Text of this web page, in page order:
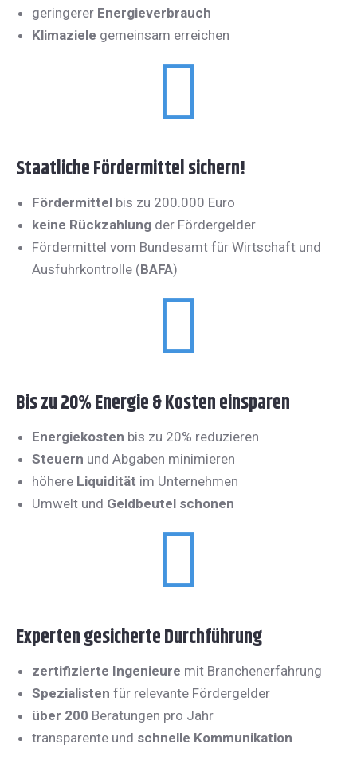
geringerer Energieverbrauch
Klimaziele gemeinsam erreichen
Staatliche Fördermittel sichern!
Fördermittel bis zu 200.000 Euro
keine Rückzahlung der Fördergelder
Fördermittel vom Bundesamt für Wirtschaft und
Ausfuhrkontrolle (BAFA)
Bis zu 20% Energie & Kosten einsparen
Energiekosten bis zu 20% reduzieren
Steuern und Abgaben minimieren
höhere Liquidität im Unternehmen
Umwelt und Geldbeutel schonen
Experten gesicherte Durchführung
zertifizierte Ingenieure mit Branchenerfahrung
Spezialisten für relevante Fördergelder
über 200 Beratungen pro Jahr
transparente und schnelle Kommunikation